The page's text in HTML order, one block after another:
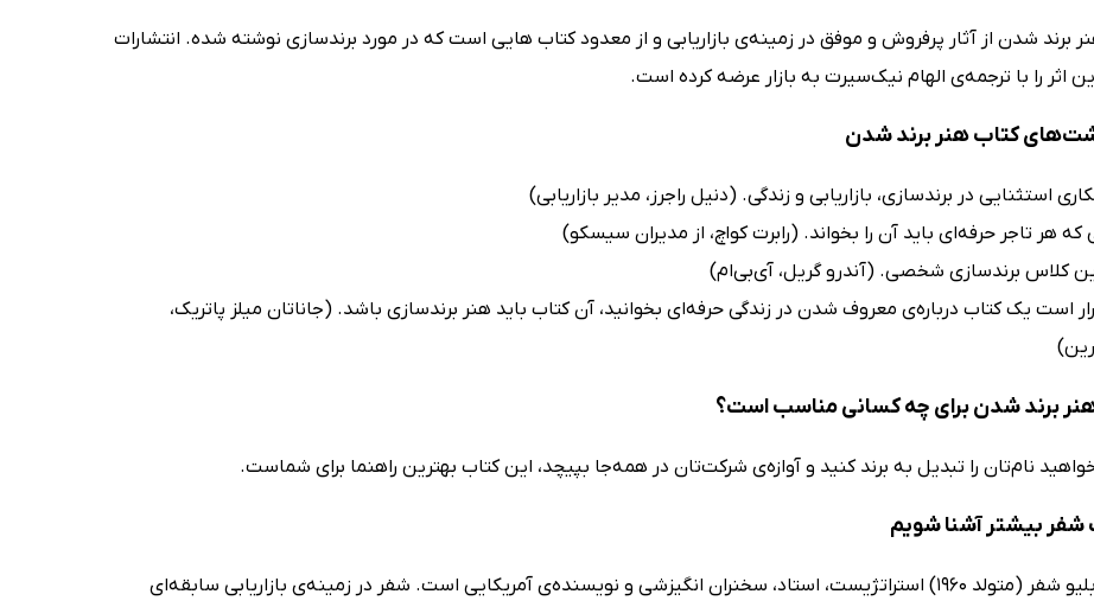
برند‌ شدن از آثار پرفروش و موفق در زمینه‌ی بازاریابی و از معدود کتاب هایی است که در مورد برندسازی نوشته شده. انتشارات
این اثر را با ترجمه‌ی الهام نیک‌سیرت به بازار عرضه کرده است.
کتاب هنر برند‌ شدن
استثنایی در برندسازی، بازاریابی و زندگی. (دنیل راجرز، مدیر بازاریابی)
که هر تاجر حرفه‌ای باید آن را بخواند. (رابرت کواچ، از مدیران سیسکو)
کلاس برندسازی شخصی. (آندرو گریل، آی‌بی‌ام)
است یک کتاب درباره‌ی معروف شدن در زندگی حرفه‌ای بخوانید، آن کتاب باید هنر برندسازی باشد. (جاناتان میلز پاتریک،
برند‌ شدن برای چه کسانی مناسب است؟
نام‌تان را تبدیل به برند کنید و آوازه‌ی شرکت‌تان در همه‌جا بپیچد، این کتاب بهترین راهنما برای شماست.
شفر بیشتر آشنا شویم
مارک دبلیو شفر (متولد 1960) استراتژیست، استاد، سخنران انگیزشی و نویسنده‌ی آمریکایی است. شفر در زمینه‌ی بازاریابی سابقه‌ای